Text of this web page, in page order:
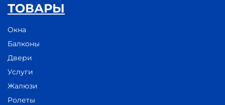
ТОВАРЫ
Окна
Балконы
Двери
Услуги
Жалюзи
Ролеты